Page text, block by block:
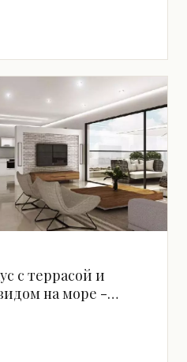
предложение,С
тихой
на море
с террасой и
на море -